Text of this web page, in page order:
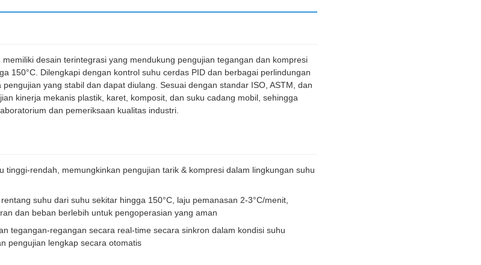
desain terintegrasi yang mendukung pengujian tegangan dan kompresi
150°C. Dilengkapi dengan kontrol suhu cerdas PID dan berbagai perlindungan
yang stabil dan dapat diulang. Sesuai dengan standar ISO, ASTM, dan
kinerja mekanis plastik, karet, komposit, dan suku cadang mobil, sehingga
dan pemeriksaan kualitas industri.
tinggi-rendah, memungkinkan pengujian tarik & kompresi dalam lingkungan suhu
suhu dari suhu sekitar hingga 150°C, laju pemanasan 2-3°C/menit,
dan beban berlebih untuk pengoperasian yang aman
tegangan-regangan secara real-time secara sinkron dalam kondisi suhu
pengujian lengkap secara otomatis